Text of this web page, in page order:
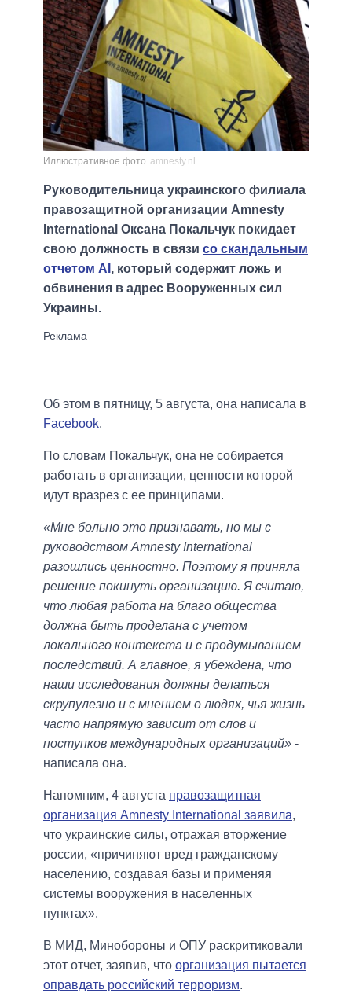
Иллюстративное фото amnesty.nl
Руководительница украинского филиала
правозащитной организации Amnesty
International Оксана Покальчук покидает
свою должность в связи со скандальным
отчетом AI , который содержит ложь и
обвинения в адрес Вооруженных сил
Украины.
Об этом в пятницу, 5 августа, она написала в
Facebook.
По словам Покальчук, она не собирается
работать в организации, ценности которой
идут вразрез с ее принципами.
«Мне больно это признавать, но мы с
руководством Amnesty International
разошлись ценностно. Поэтому я приняла
решение покинуть организацию. Я считаю,
что любая работа на благо общества
должна быть проделана с учетом
локального контекста и с продумыванием
последствий. А главное, я убеждена, что
наши исследования должны делаться
скрупулезно и с мнением о людях, чья жизнь
часто напрямую зависит от слов и
поступков международных организаций» -
написала она.
Напомним, 4 августа правозащитная
организация Amnesty International заявила,
что украинские силы, отражая вторжение
россии, «причиняют вред гражданскому
населению, создавая базы и применяя
системы вооружения в населенных
пунктах».
В МИД, Минобороны и ОПУ раскритиковали
этот отчет, заявив, что организация пытается
оправдать российский терроризм.